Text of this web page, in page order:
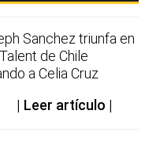
Sanchez triunfa en
de Chile
a Celia Cruz
Leer artículo